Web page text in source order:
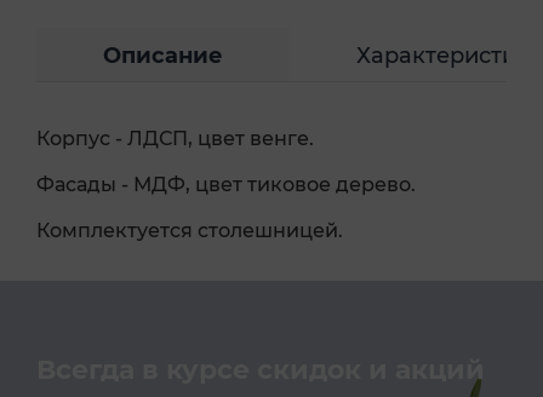
Описание Характеристики
Корпус - ЛДСП, цвет венге.
Фасады - МДФ, цвет тиковое дерево.
Комплектуется столешницей.
Всегда в курсе скидок и акций